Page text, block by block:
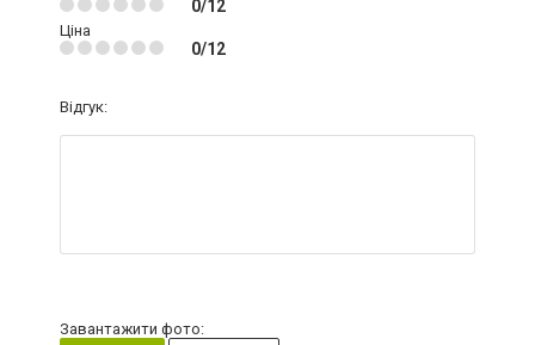
0/12
Ціна
0/12
Відгук:
Завантажити фото: